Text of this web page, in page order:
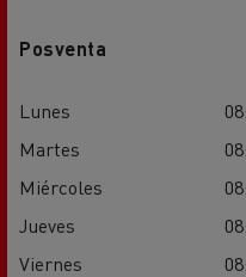
Posventa
Lunes
Martes
Miércoles
Jueves
Viernes